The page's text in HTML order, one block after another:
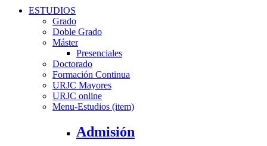
ESTUDIOS
Grado
Doble Grado
Máster
Presenciales
Doctorado
Formación Continua
URJC Mayores
URJC online
Menu-Estudios (item)
Admisión